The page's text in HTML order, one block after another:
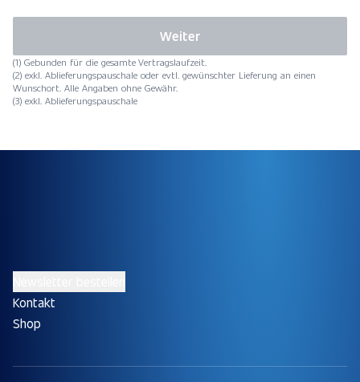
(1) Gebunden für die gesamte Vertragslaufzeit.
(2) exkl. Ablieferungspauschale oder evtl. gewünschter Lieferung an einen
Wunschort. Alle Angaben ohne Gewähr.
(3) exkl. Ablieferungspauschale
Weiter
Kontakt
Shop